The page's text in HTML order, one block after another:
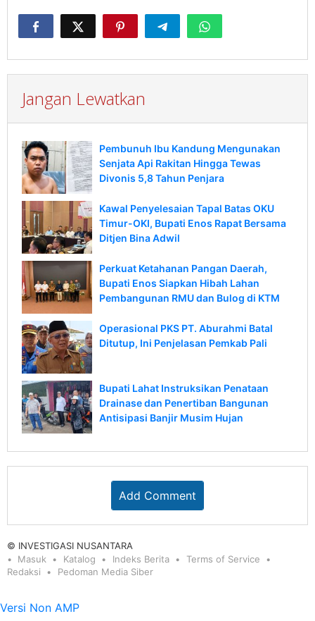
Jangan Lewatkan
Pembunuh Ibu Kandung Mengunakan
Senjata Api Rakitan Hingga Tewas
Divonis 5,8 Tahun Penjara
Kawal Penyelesaian Tapal Batas OKU
Timur-OKI, Bupati Enos Rapat Bersama
Ditjen Bina Adwil
Perkuat Ketahanan Pangan Daerah,
Bupati Enos Siapkan Hibah Lahan
Pembangunan RMU dan Bulog di KTM
Operasional PKS PT. Aburahmi Batal
Ditutup, Ini Penjelasan Pemkab Pali
Bupati Lahat Instruksikan Penataan
Drainase dan Penertiban Bangunan
Antisipasi Banjir Musim Hujan
Add Comment
© INVESTIGASI NUSANTARA
Masuk
Katalog Indeks Berita
Terms of Service
Redaksi
Pedoman Media Siber
Versi Non AMP